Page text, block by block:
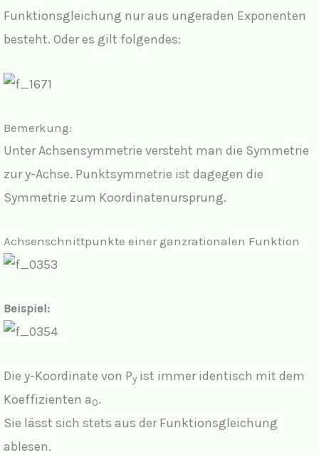
Funktionsgleichung nur aus ungeraden Exponenten
besteht. Oder es gilt folgendes:
Bemerkung:
Unter Achsensymmetrie versteht man die Symmetrie
zur y-Achse. Punktsymmetrie ist dagegen die
Symmetrie zum Koordinatenursprung.
Achsenschnittpunkte einer ganzrationalen Funktion
Beispiel:
Die y-Koordinate von Py ist immer identisch mit dem
Koeffizienten a 0.
Sie lässt sich stets aus der Funktionsgleichung
ablesen.